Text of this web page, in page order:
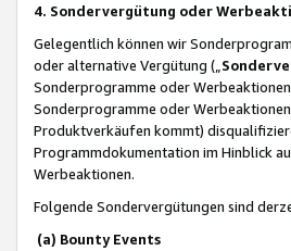
4. Sondervergütung oder
Gelegentlich können wir
oder alternative Vergütung („
Sonderprogramme oder
Sonderprogramme oder
Produktverkäufen kommt)
Programmdokumentation im Hinblick
Werbeaktionen.
Folgende Sondervergütungen sind
(a) Bounty Events